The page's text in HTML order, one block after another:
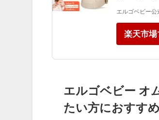
エルゴベビー公
楽天市場
エルゴベビー オ
たい方におすす